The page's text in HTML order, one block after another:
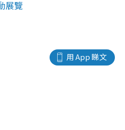
展覽
用 App 睇文